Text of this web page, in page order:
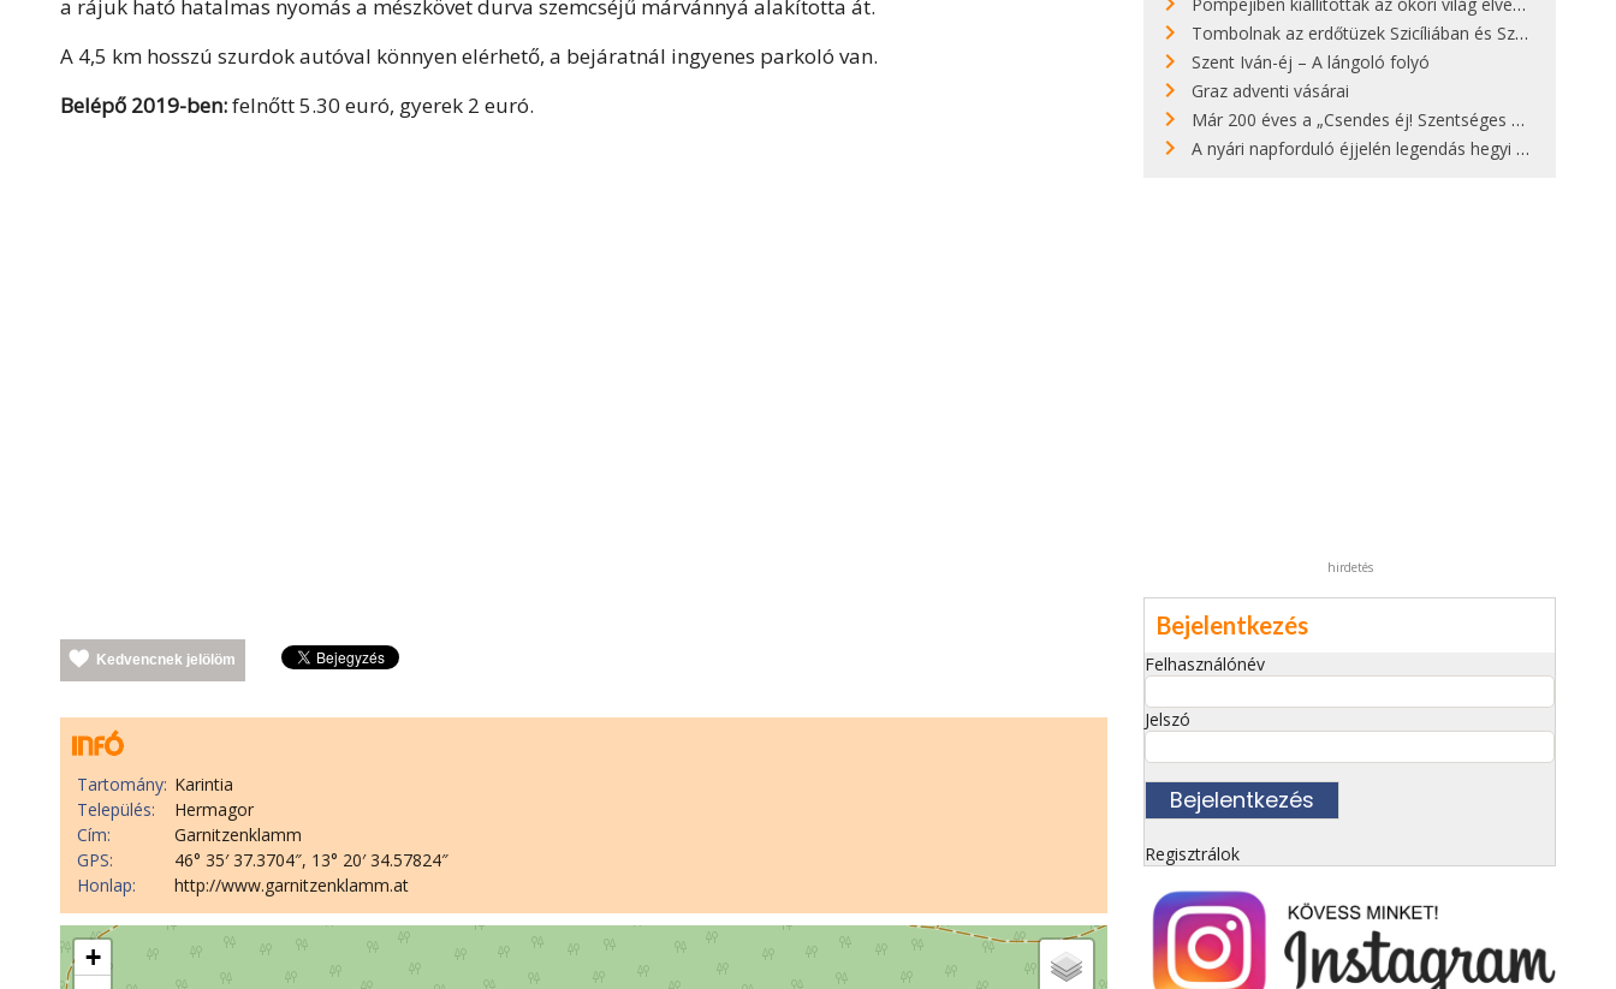
a rájuk ható hatalmas nyomás a mészkövet durva szemcséjű márvánnyá alakította át.
A 4,5 km hosszú szurdok autóval könnyen elérhető, a bejáratnál ingyenes parkoló van.
Belépő 2019-ben:felnőtt 5.30 euró, gyerek 2 euró.
Kedvencnek jelölöm
Tartomány: Karintia
Település:
Hermagor
Cím:
Garnitzenklamm
GPS:
46° 35′ 37.3704″, 13° 20′ 34.57824″
Honlap:
http://www.garnitzenklamm.at
+
Tombolnak az erdőtüzek Szicíliában és Szardínián
Szent Iván-éj – A lángoló folyó
Graz adventi vásárai
Már 200 éves a „Csendes éj! Szentséges éj!”
A nyári napforduló éjjelén legendás hegyi tüzek világítják meg Zugspitzét
hirdetés
Bejelentkezés
Felhasználónév
Jelszó
Regisztrálok